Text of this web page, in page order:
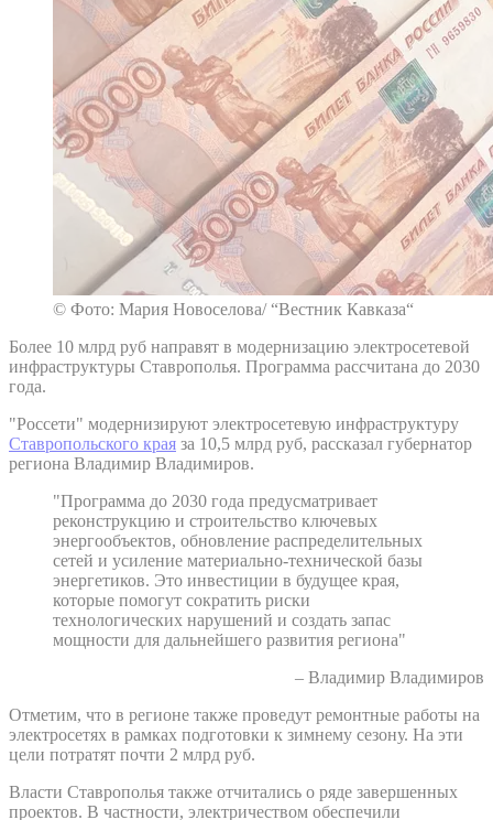
© Фото: Мария Новоселова/ “Вестник Кавказа“
Более 10 млрд руб направят в модернизацию электросетевой
инфраструктуры Ставрополья. Программа рассчитана до 2030
года.
"Россети" модернизируют электросетевую инфраструктуру
Ставропольского края за 10,5 млрд руб, рассказал губернатор
региона Владимир Владимиров.
"Программа до 2030 года предусматривает
реконструкцию и строительство ключевых
энергообъектов, обновление распределительных
сетей и усиление материально-технической базы
энергетиков. Это инвестиции в будущее края,
которые помогут сократить риски
технологических нарушений и создать запас
мощности для дальнейшего развития региона"
– Владимир Владимиров
Отметим, что в регионе также проведут ремонтные работы на
электросетях в рамках подготовки к зимнему сезону. На эти
цели потратят почти 2 млрд руб.
Власти Ставрополья также отчитались о ряде завершенных
проектов. В частности, электричеством обеспечили